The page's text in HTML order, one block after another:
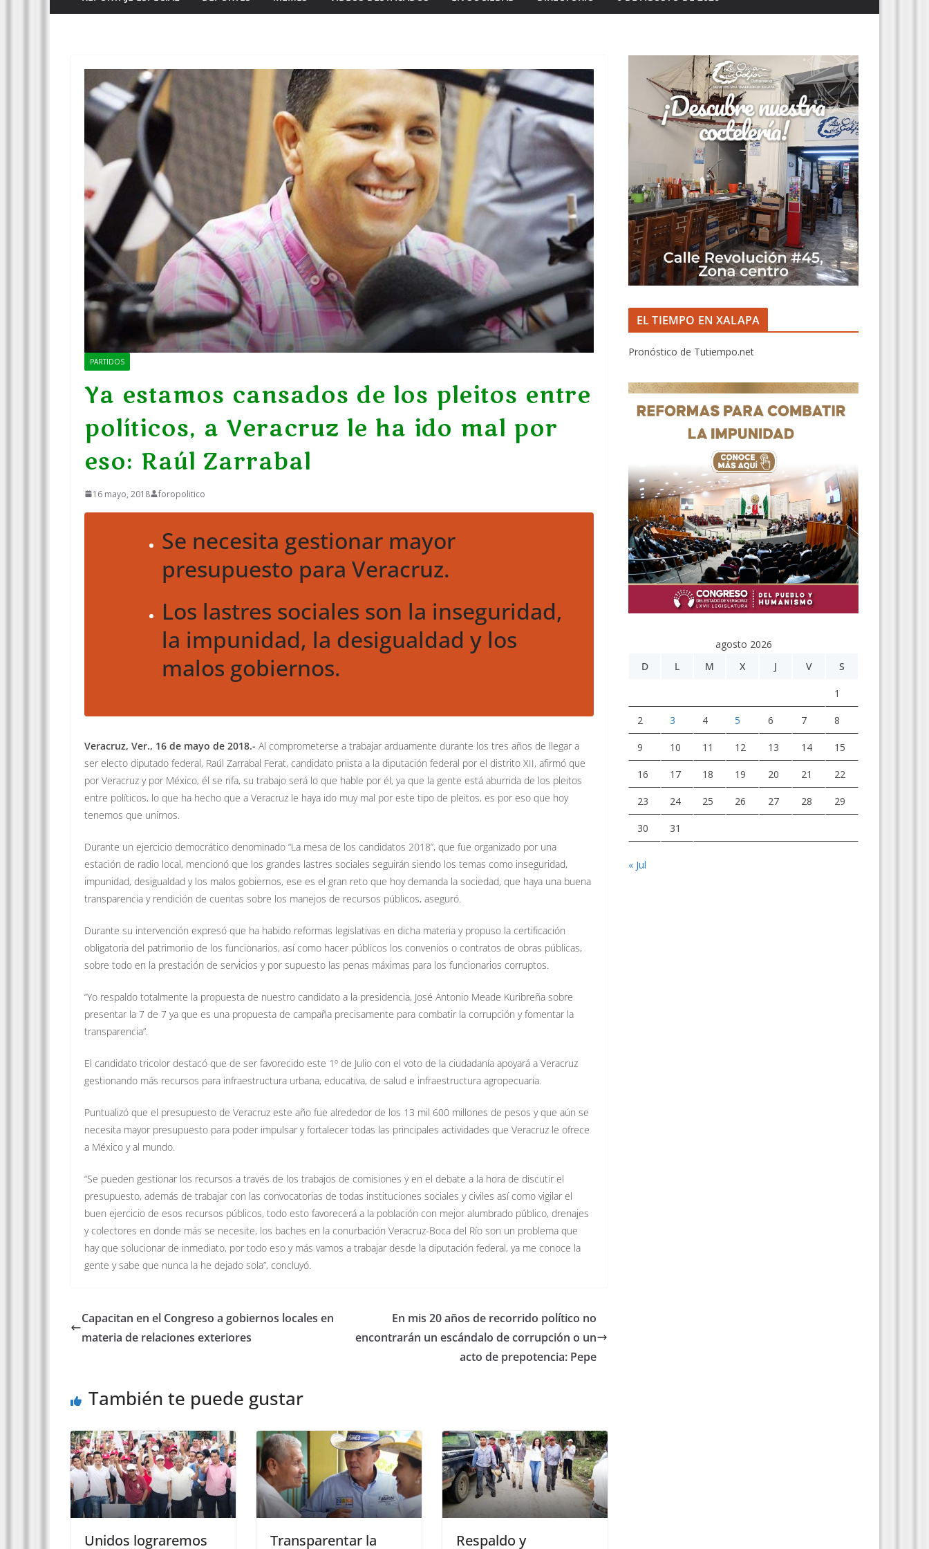
PARTIDOS
Ya estamos cansados de los pleitos entre
políticos, a Veracruz le ha ido mal por
eso: Raúl Zarrabal
16 mayo, 2018 foropolitico
Se necesita gestionar mayor
presupuesto para Veracruz.
Los lastres sociales son la inseguridad,
la impunidad, la desigualdad y los
malos gobiernos.
Veracruz, Ver., 16 de mayo de 2018.- Al comprometerse a trabajar arduamente durante los tres años de llegar a
ser electo diputado federal, Raúl Zarrabal Ferat, candidato priista a la diputación federal por el distrito XII, afirmó que
por Veracruz y por México, él se rifa, su trabajo será lo que hable por él, ya que la gente está aburrida de los pleitos
entre políticos, lo que ha hecho que a Veracruz le haya ido muy mal por este tipo de pleitos, es por eso que hoy
tenemos que unirnos.
Durante un ejercicio democrático denominado “La mesa de los candidatos 2018”, que fue organizado por una
estación de radio local, mencionó que los grandes lastres sociales seguirán siendo los temas como inseguridad,
impunidad, desigualdad y los malos gobiernos, ese es el gran reto que hoy demanda la sociedad, que haya una buena
transparencia y rendición de cuentas sobre los manejos de recursos públicos, aseguró.
Durante su intervención expresó que ha habido reformas legislativas en dicha materia y propuso la certificación
obligatoria del patrimonio de los funcionarios, así como hacer públicos los convenios o contratos de obras públicas,
sobre todo en la prestación de servicios y por supuesto las penas máximas para los funcionarios corruptos.
“Yo respaldo totalmente la propuesta de nuestro candidato a la presidencia, José Antonio Meade Kuribreña sobre
presentar la 7 de 7 ya que es una propuesta de campaña precisamente para combatir la corrupción y fomentar la
transparencia”.
El candidato tricolor destacó que de ser favorecido este 1º de Julio con el voto de la ciudadanía apoyará a Veracruz
gestionando más recursos para infraestructura urbana, educativa, de salud e infraestructura agropecuaria.
Puntualizó que el presupuesto de Veracruz este año fue alrededor de los 13 mil 600 millones de pesos y que aún se
necesita mayor presupuesto para poder impulsar y fortalecer todas las principales actividades que Veracruz le ofrece
a México y al mundo.
“Se pueden gestionar los recursos a través de los trabajos de comisiones y en el debate a la hora de discutir el
presupuesto, además de trabajar con las convocatorias de todas instituciones sociales y civiles así como vigilar el
buen ejercicio de esos recursos públicos, todo esto favorecerá a la población con mejor alumbrado público, drenajes
y colectores en donde más se necesite, los baches en la conurbación Veracruz-Boca del Río son un problema que
hay que solucionar de inmediato, por todo eso y más vamos a trabajar desde la diputación federal, ya me conoce la
gente y sabe que nunca la he dejado sola”, concluyó.
Capacitan en el Congreso a gobiernos locales en
materia de relaciones exteriores
En mis 20 años de recorrido político no
encontrarán un escándalo de corrupción o un
acto de prepotencia: Pepe
También te puede gustar
Unidos lograremos
Transparentar la
Respaldo y
EL TIEMPO EN XALAPA
Pronóstico de Tutiempo.net
agosto 2026
D
L M X J V S
1
2 3 4 5 6 7 8
9 10 11 12 13 14 15
16 17 18 19 20 21 22
23 24 25 26 27 28 29
30 31
« Jul